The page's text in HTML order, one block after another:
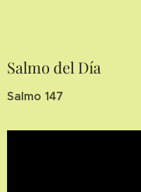
Salmo del Día
Salmo 147